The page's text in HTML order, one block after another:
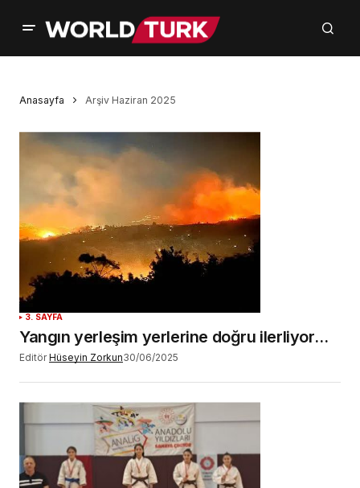
Anasayfa Arşiv Haziran 2025
3. SAYFA
Yangın yerleşim yerlerine doğru ilerliyor…
Editör Hüseyin Zorkun30/06/2025